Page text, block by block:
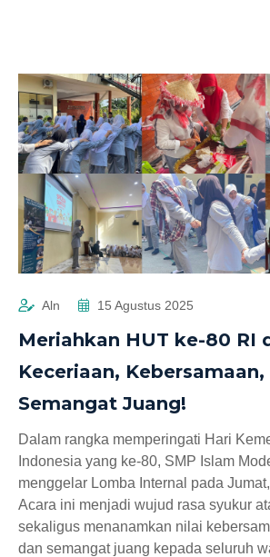
Aln 15 Agustus 2025
Meriahkan HUT ke-80 RI
Keceriaan, Kebersamaan,
Semangat Juang!
Dalam rangka memperingati Hari
Indonesia yang ke-80, SMP Islam
menggelar Lomba Internal pada
Acara ini menjadi wujud rasa syukur
sekaligus menanamkan nilai
dan semangat juang kepada seluruh